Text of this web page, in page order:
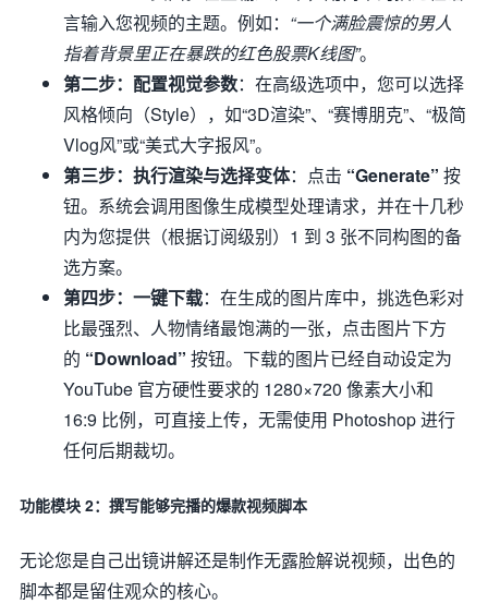
言输入您视频的主题。例如： “一个满脸震惊的男人
指着背景里正在暴跌的红色股票K线图”。
第二步：配置视觉参数：在高级选项中，您可以选择
风格倾向（Style），如“3D渲染”、“赛博朋克”、“极简
Vlog风”或“美式大字报风”。
第三步：执行渲染与选择变体：点击 “Generate” 按
钮。系统会调用图像生成模型处理请求，并在十几秒
内为您提供（根据订阅级别）1 到 3 张不同构图的备
选方案。
第四步：一键下载：在生成的图片库中，挑选色彩对
比最强烈、人物情绪最饱满的一张，点击图片下方
的 “Download” 按钮。下载的图片已经自动设定为
YouTube 官方硬性要求的 1280×720 像素大小和
16:9 比例，可直接上传，无需使用 Photoshop 进行
任何后期裁切。
功能模块 2：撰写能够完播的爆款视频脚本
无论您是自己出镜讲解还是制作无露脸解说视频，出色的
脚本都是留住观众的核心。